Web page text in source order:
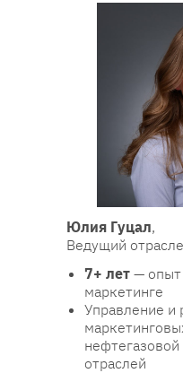
Юлия Гуцал,
Ведущий
7+ лет — опыт
маркетинге
Управление и
отраслей